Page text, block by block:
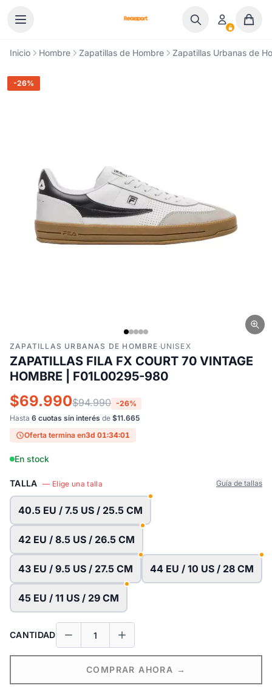
Inicio Hombre Zapatillas de Hombre Zapatillas Urbanas de
-26%
ZAPATILLAS URBANAS DE HOMBRE ·UNISEX
ZAPATILLAS FILA FX COURT 70 VINTAGE
HOMBRE | F01L00295-980
$69.990$94.990 -26%
Hasta 6 cuotas sin interés de $11.665
Oferta termina en3d 01:34:00
En stock
TALLA — Elige una talla Guía de tallas
40.5 EU / 7.5 US / 25.5 CM
42 EU / 8.5 US / 26.5 CM
43 EU / 9.5 US / 27.5 CM 44 EU / 10 US / 28 CM
45 EU / 11 US / 29 CM
CANTIDAD
COMPRAR AHORA →